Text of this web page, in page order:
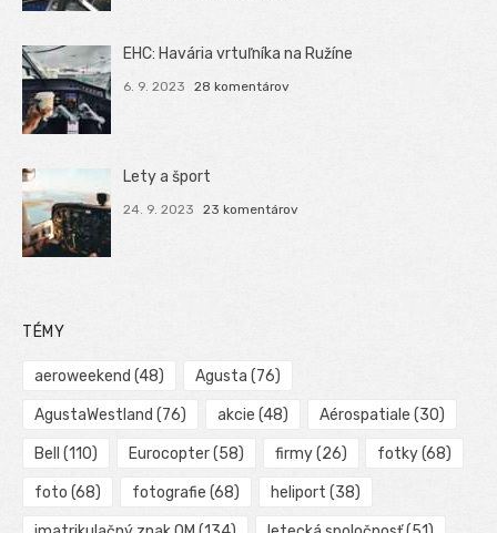
EHC: Havária vrtuľníka na Ružíne
6. 9. 2023 28 komentárov
Lety a šport
24. 9. 2023 23 komentárov
TÉMY
aeroweekend (48) Agusta (76)
AgustaWestland (76) akcie (48) Aérospatiale (30)
Bell (110) Eurocopter(58) firmy(26) fotky(68)
foto (68) fotografie (68) heliport (38)